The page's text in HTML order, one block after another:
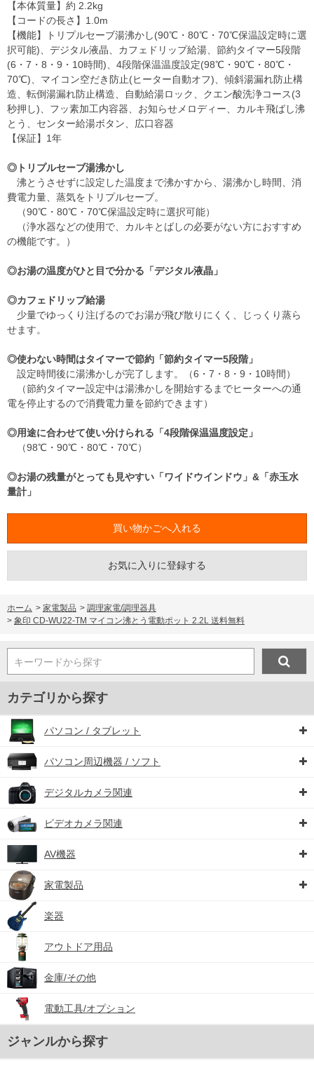
【本体質量】約 2.2kg
【コードの長さ】1.0m
【機能】トリプルセーブ湯沸かし(90℃・80℃・70℃保温設定時に選
択可能)、デジタル液晶、カフェドリップ給湯、節約タイマー5段階
(6・7・8・9・10時間)、4段階保温温度設定(98℃・90℃・80℃・
70℃)、マイコン空だき防止(ヒーター自動オフ)、傾斜湯漏れ防止構
造、転倒湯漏れ防止構造、自動給湯ロック、クエン酸洗浄コース(3
秒押し)、フッ素加工内容器、お知らせメロディー、カルキ飛ばし沸
とう、センター給湯ボタン、広口容器
【保証】1年
◎トリプルセーブ湯沸かし
沸とうさせずに設定した温度まで沸かすから、湯沸かし時間、消
費電力量、蒸気をトリプルセーブ。
（90℃・80℃・70℃保温設定時に選択可能）
（浄水器などの使用で、カルキとばしの必要がない方におすすめ
の機能です。）
◎お湯の温度がひと目で分かる「デジタル液晶」
◎カフェドリップ給湯
少量でゆっくり注げるのでお湯が飛び散りにくく、じっくり蒸ら
せます。
◎使わない時間はタイマーで節約「節約タイマー5段階」
設定時間後に湯沸かしが完了します。（6・7・8・9・10時間）
（節約タイマー設定中は湯沸かしを開始するまでヒーターへの通
電を停止するので消費電力量を節約できます）
◎用途に合わせて使い分けられる「4段階保温温度設定」
（98℃・90℃・80℃・70℃）
◎お湯の残量がとっても見やすい「ワイドウインドウ」&「赤玉水
量計」
お気に入りに登録する
ホーム > 家電製品 > 調理家電/調理器具
> 象印 CD-WU22-TM マイコン沸とう電動ポット 2.2L 送料無料
キーワードから探す
カテゴリから探す
パソコン / タブレット
パソコン周辺機器 / ソフト
デジタルカメラ関連
ビデオカメラ関連
AV機器
家電製品
楽器
アウトドア用品
金庫/その他
電動工具/オプション
ジャンルから探す